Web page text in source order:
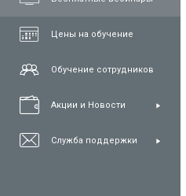
Цены на обучение
Обучение сотрудников
Акции и Новости
Служба поддержки